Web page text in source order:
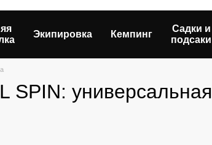
Экипировка Кемпинг
Садки и
подсаки
SPIN: универсальная